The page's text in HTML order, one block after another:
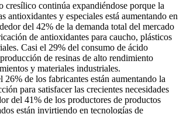
cresílico continúa expandiéndose porque la
antioxidantes y especiales está aumentando en
del 42% de la demanda total del mercado
de antioxidantes para caucho, plásticos
Casi el 29% del consumo de ácido
de resinas de alto rendimiento
y materiales industriales.
26% de los fabricantes están aumentando la
para satisfacer las crecientes necesidades
del 41% de los productores de productos
están invirtiendo en tecnologías de